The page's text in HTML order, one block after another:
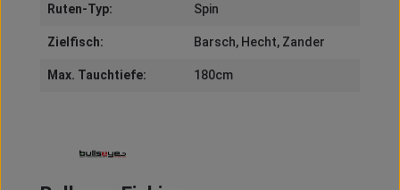
Ruten-Typ: Spin
Zielfisch: Barsch, Hecht, Zander
Max. Tauchtiefe: 180cm